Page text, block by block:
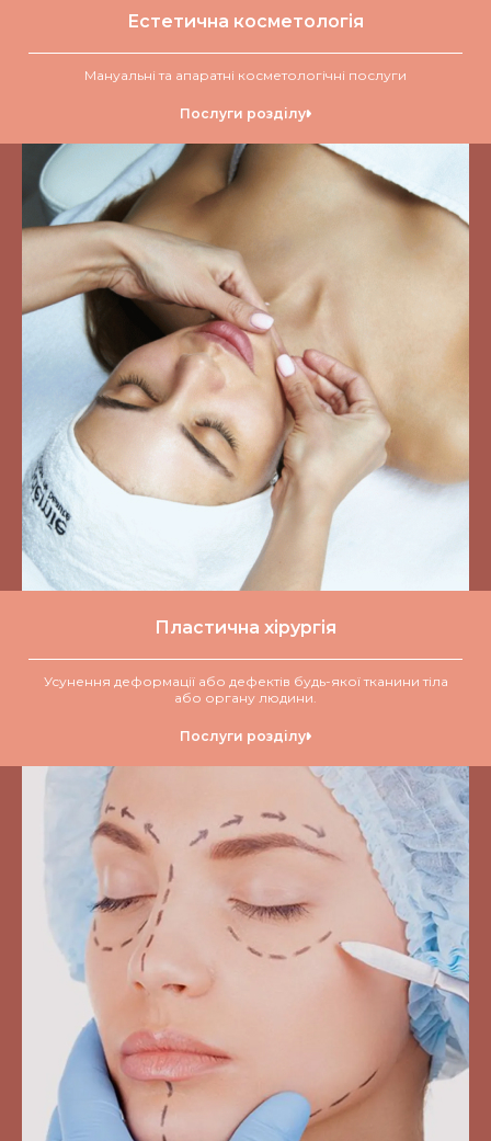
Естетична косметологія
Мануальні та апаратні косметологічні послуги
Послуги розділу
Пластична хірургія
Усунення деформації або дефектів будь-якої тканини тіла
або органу людини.
Послуги розділу